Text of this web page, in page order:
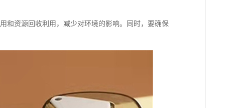
和资源回收利用，减少对环境的影响。同时，要确保